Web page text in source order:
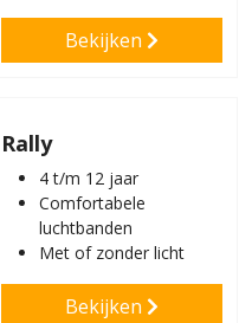
Bekijken
Rally
4 t/m 12 jaar
Comfortabele
luchtbanden
Met of zonder licht
Bekijken